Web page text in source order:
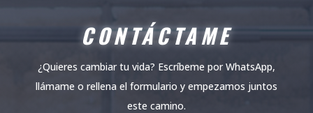
CONTÁCTAME
¿Quieres cambiar tu vida? Escríbeme por WhatsApp,
llámame o rellena el formulario y empezamos juntos
este camino.